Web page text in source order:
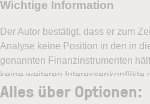
Alles über Optionen: